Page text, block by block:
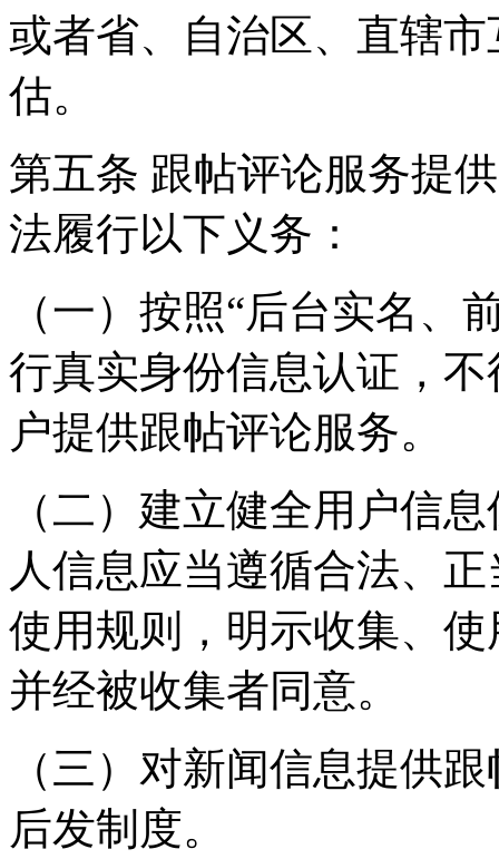
或者省、自治区、直辖
估。
第五条 跟帖评论服务提
法履行以下义务：
（一）按照“后台实名、
行真实身份信息认证，
户提供跟帖评论服务。
（二）建立健全用户信
人信息应当遵循合法、
使用规则，明示收集、
并经被收集者同意。
（三）对新闻信息提供
后发制度。